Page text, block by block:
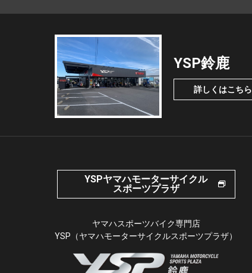
YSP鈴鹿
詳しくはこちら
YSPヤマハモーターサイクル
スポーツプラザ
ヤマハスポーツバイク専門店
YSP（ヤマハモーターサイクルスポーツプラザ）